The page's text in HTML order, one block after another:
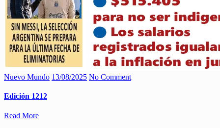
Nuevo Mundo 13/08/2025 No Comment
Edición 1212
Read More